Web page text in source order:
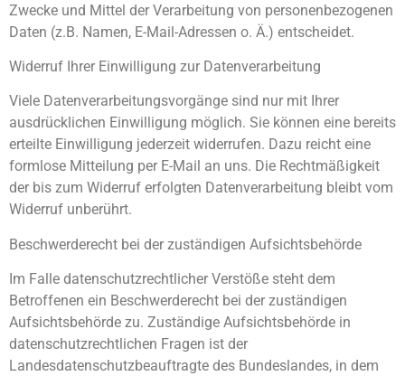
Zwecke und Mittel der Verarbeitung von personenbezogenen
Daten (z.B. Namen, E-Mail-Adressen o. Ä.) entscheidet.
Widerruf Ihrer Einwilligung zur Datenverarbeitung
Viele Datenverarbeitungsvorgänge sind nur mit Ihrer
ausdrücklichen Einwilligung möglich. Sie können eine bereits
erteilte Einwilligung jederzeit widerrufen. Dazu reicht eine
formlose Mitteilung per E-Mail an uns. Die Rechtmäßigkeit
der bis zum Widerruf erfolgten Datenverarbeitung bleibt vom
Widerruf unberührt.
Beschwerderecht bei der zuständigen Aufsichtsbehörde
Im Falle datenschutzrechtlicher Verstöße steht dem
Betroffenen ein Beschwerderecht bei der zuständigen
Aufsichtsbehörde zu. Zuständige Aufsichtsbehörde in
datenschutzrechtlichen Fragen ist der
Landesdatenschutzbeauftragte des Bundeslandes, in dem